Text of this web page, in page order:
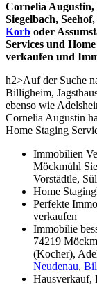
Cornelia
Siegelbach,
Korb oder
Services und
verkaufen und
h2>Auf der Suche
Billigheim,
ebenso wie
Cornelia Augustin
Home Staging
Immobilien
Möckmühl
Vorstädtle,
Home
Perfekte
verkaufen
Immobilie
74219
(Kocher),
Neudenau,
Hausverkauf,